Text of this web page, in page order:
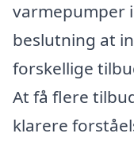
varmepumper
beslutning at
forskellige
At få flere
klarere